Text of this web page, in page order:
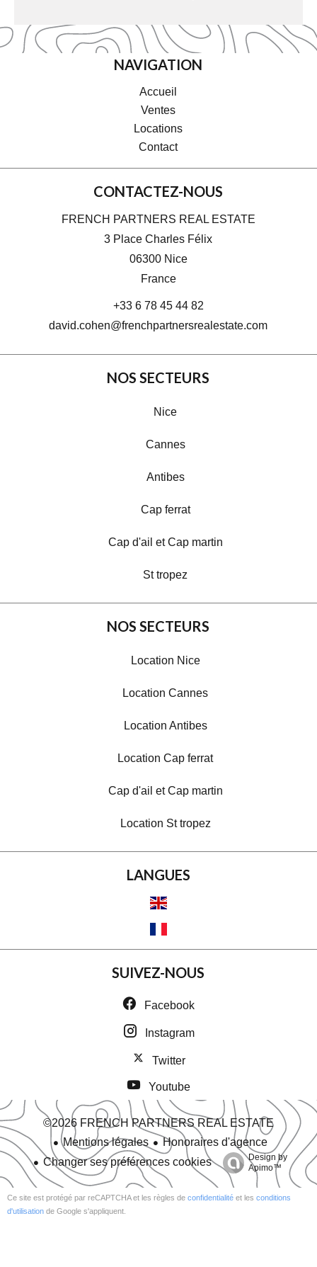
NAVIGATION
Accueil
Ventes
Locations
Contact
CONTACTEZ-NOUS
FRENCH PARTNERS REAL ESTATE
3 Place Charles Félix
06300 Nice
France
+33 6 78 45 44 82
david.cohen@frenchpartnersrealestate.com
NOS SECTEURS
Nice
Cannes
Antibes
Cap ferrat
Cap d'ail et Cap martin
St tropez
NOS SECTEURS
Location Nice
Location Cannes
Location Antibes
Location Cap ferrat
Cap d'ail et Cap martin
Location St tropez
LANGUES
SUIVEZ-NOUS
Facebook
Instagram
Twitter
Youtube
©2026 FRENCH PARTNERS REAL ESTATE
Mentions légales
Honoraires d'agence
Changer ses préférences cookies
Design by
Apimo™
Ce site est protégé par reCAPTCHA et les règles de confidentialité et les conditions
d'utilisation de Google s'appliquent.